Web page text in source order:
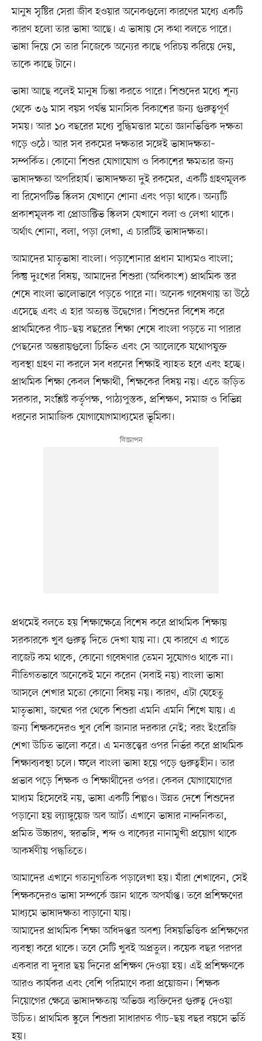
মানুষ সৃষ্টির সেরা জীব হওয়ার অনেকগুলো কারণের মধ্যে একটি
কারণ হলো তার ভাষা আছে। এ ভাষায় সে কথা বলতে পারে।
ভাষা দিয়ে সে তার নিজেকে অন্যের কাছে পরিচয় করিয়ে দেয়,
তাকে কাছে টানে।
ভাষা আছে বলেই মানুষ চিন্তা করতে পারে। শিশুদের মধ্যে শূন্য
থেকে ৩৬ মাস বয়স পর্যন্ত মানসিক বিকাশের জন্য গুরুত্বপূর্ণ
সময়। আর ১০ বছরের মধ্যে বুদ্ধিমত্তার মতো জ্ঞানভিত্তিক দক্ষতা
গড়ে ওঠে। আর সব রকমের দক্ষতার সঙ্গেই ভাষাদক্ষতা–
সম্পর্কিত। কোনো শিশুর যোগাযোগ ও বিকাশের ক্ষমতার জন্য
ভাষাদক্ষতা অপরিহার্য। ভাষাদক্ষতা দুই রকমের, একটি গ্রহণমূলক
বা রিসেপটিভ স্কিলস যেখানে শোনা এবং পড়া থাকে। অন্যটি
প্রকাশমূলক বা প্রোডাক্টিভ স্কিলস যেখানে বলা ও লেখা থাকে।
অর্থাৎ শোনা, বলা, পড়া লেখা, এ চারটিই ভাষাদক্ষতা।
আমাদের মাতৃভাষা বাংলা। পড়াশোনার প্রধান মাধ্যমও বাংলা;
কিন্তু দুঃখের বিষয়, আমাদের শিশুরা (অধিকাংশ) প্রাথমিক স্তর
শেষে বাংলা ভালোভাবে পড়তে পারে না। অনেক গবেষণায় তা উঠে
এসেছে এবং এ হার অত্যন্ত উদ্বেগের। শিশুদের বিশেষ করে
প্রাথমিকের পাঁচ–ছয় বছরের শিক্ষা শেষে বাংলা পড়তে না পারার
পেছনের অন্তরায়গুলো চিহ্নিত এবং সে আলোকে যথোপযুক্ত
ব্যবস্থা গ্রহণ না করলে সব ধরনের শিক্ষাই ব্যাহত হবে এবং হচ্ছে।
প্রাথমিক শিক্ষা কেবল শিক্ষার্থী, শিক্ষকের বিষয় নয়। এতে জড়িত
সরকার, সংশ্লিষ্ট কর্তৃপক্ষ, পাঠ্যপুস্তক, প্রশিক্ষণ, সমাজ ও বিভিন্ন
ধরনের সামাজিক যোগাযোগমাধ্যমের ভূমিকা।
প্রথমেই বলতে হয় শিক্ষাক্ষেত্রে বিশেষ করে প্রাথমিক শিক্ষায়
সরকারকে খুব গুরুত্ব দিতে দেখা যায় না। যে কারণে এ খাতে
বাজেট কম থাকে, কোনো গবেষণার তেমন সুযোগও থাকে না।
নীতিগতভাবে অনেকেই মনে করেন (সবাই নয়) বাংলা ভাষা
আসলে শেখার মতো কোনো বিষয় নয়। কারণ, এটা যেহেতু
মাতৃভাষা, জন্মের পর থেকে শিশুরা এমনি এমনি শিখে যায়। এ
জন্য শিক্ষকদেরও খুব বেশি জানার দরকার নেই; বরং ইংরেজি
শেখা উচিত ভালো করে। এ মনস্তত্ত্বের ওপর নির্ভর করে প্রাথমিক
শিক্ষাব্যবস্থা চলে। ফলে বাংলা ভাষা হয়ে পড়ে গুরুত্বহীন। তার
প্রভাব পড়ে শিক্ষক ও শিক্ষার্থীদের ওপর। কেবল যোগাযোগের
মাধ্যম হিসেবেই নয়, ভাষা একটি শিল্পও। উন্নত দেশে শিশুদের
পড়ানো হয় ল্যাঙ্গুয়েজ অব আর্ট। এখানে ভাষার নান্দনিকতা,
প্রমিত উচ্চারণ, স্বরভঙ্গি, শব্দ ও বাক্যের নানামুখী প্রয়োগ থাকে
আকর্ষণীয় পদ্ধতিতে।
আমাদের এখানে গতানুগতিক পড়ালেখা হয়। যাঁরা শেখাবেন, সেই
শিক্ষকদেরও ভাষা সম্পর্কে জ্ঞান থাকে অপর্যাপ্ত। তবে প্রশিক্ষণের
মাধ্যমে ভাষাদক্ষতা বাড়ানো যায়।
আমাদের প্রাথমিক শিক্ষা অধিদপ্তর অবশ্য বিষয়ভিত্তিক প্রশিক্ষণের
ব্যবস্থা করে থাকে। তবে সেটি খুবই অপ্রতুল। কয়েক বছর পরপর
একবার বা দুবার ছয় দিনের প্রশিক্ষণ দেওয়া হয়। এই প্রশিক্ষণকে
আরও কার্যকর এবং বেশি পরিমাণে করা প্রয়োজন। শিক্ষক
নিয়োগের ক্ষেত্রে ভাষাদক্ষতায় অভিজ্ঞ ব্যক্তিদের গুরুত্ব দেওয়া
উচিত। প্রাথমিক স্কুলে শিশুরা সাধারণত পাঁচ–ছয় বছর বয়সে ভর্তি
হয়।